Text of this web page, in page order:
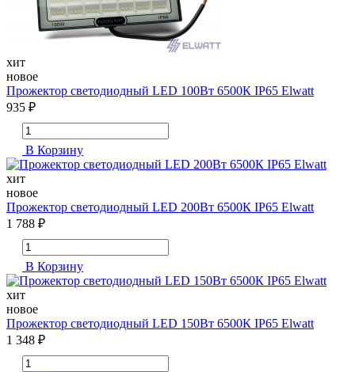
хит
новое
Прожектор светодиодный LED 100Вт 6500К IP65 Elwatt
935 ₽
В Корзину
хит
новое
Прожектор светодиодный LED 200Вт 6500К IP65 Elwatt
1 788 ₽
В Корзину
хит
новое
Прожектор светодиодный LED 150Вт 6500К IP65 Elwatt
1 348 ₽